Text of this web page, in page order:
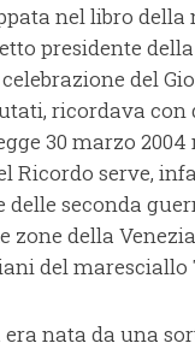
nel libro della
presidente
del
ricordava
30 marzo
Ricordo serve,
seconda
zone della
del maresciallo
nata da una